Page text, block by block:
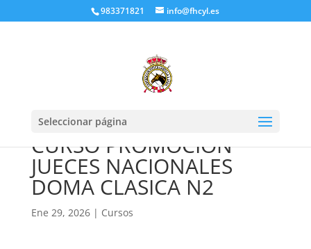
983371821 info@fhcyl.es
Seleccionar página
CURSO PROMOCION
JUECES NACIONALES
DOMA CLASICA N2
Ene 29, 2026| Cursos